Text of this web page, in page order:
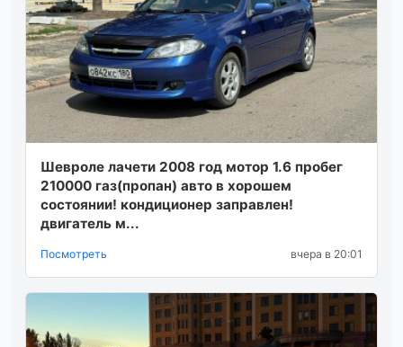
Шевроле лачети 2008 год мотор 1.6 пробег
210000 газ(пропан) авто в хорошем
состоянии! кондиционер заправлен!
двигатель м...
Посмотреть вчера в 20:01